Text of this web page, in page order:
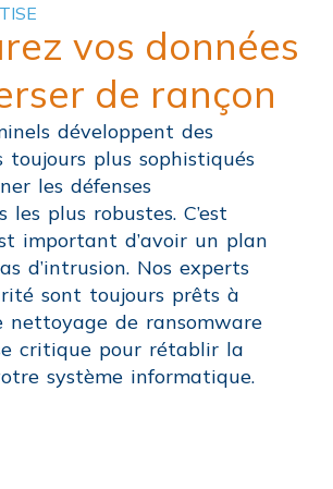
vos données
de rançon
développent des
toujours plus sophistiqués
les défenses
les plus robustes. C’est
important d’avoir un plan
d’intrusion. Nos experts
sont toujours prêts à
nettoyage de ransomware
critique pour rétablir la
système informatique.